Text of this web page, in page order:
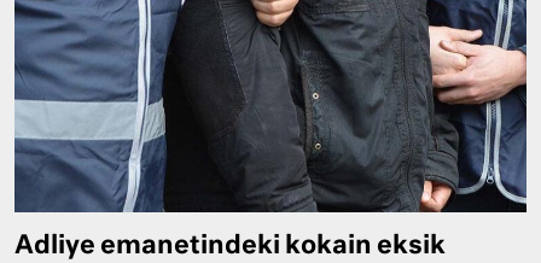
Adliye emanetindeki kokain eksik